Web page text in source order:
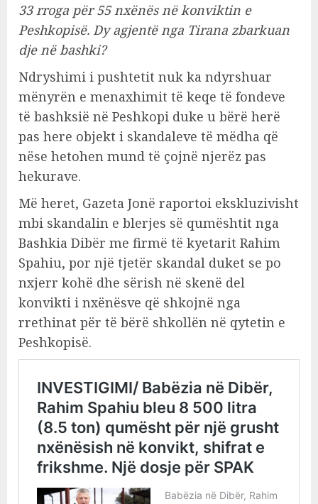
33 rroga për 55 nxënës në konviktin e
Peshkopisë. Dy agjentë nga Tirana zbarkuan
dje në bashki?
Ndryshimi i pushtetit nuk ka ndyrshuar
mënyrën e menaxhimit të keqe të fondeve
të bashksië në Peshkopi duke u bërë herë
pas here objekt i skandaleve të mëdha që
nëse hetohen mund të çojnë njerëz pas
hekurave.
Më heret, Gazeta Jonë raportoi ekskluzivisht
mbi skandalin e blerjes së qumështit nga
Bashkia Dibër me firmë të kyetarit Rahim
Spahiu, por një tjetër skandal duket se po
nxjerr kohë dhe sërish në skenë del
konvikti i nxënësve që shkojnë nga
rrethinat për të bërë shkollën në qytetin e
Peshkopisë.